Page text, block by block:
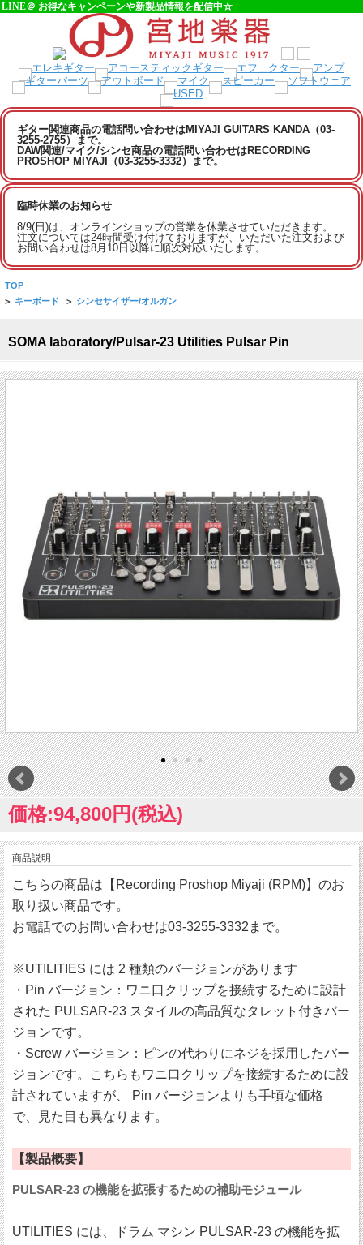
LINE＠ お得なキャンペーンや新製品情報を配信中☆
ギター関連商品の電話問い合わせはMIYAJI GUITARS KANDA（03-
3255-2755）まで。
DAW関連/マイク/シンセ商品の電話問い合わせはRECORDING
PROSHOP MIYAJI（03-3255-3332）まで。
臨時休業のお知らせ
8/9(日)は、オンラインショップの営業を休業させていただきます。
注文については24時間受け付けておりますが、いただいた注文および
お問い合わせは8月10日以降に順次対応いたします。
TOP
> キーボード > シンセサイザー/オルガン
SOMA laboratory/Pulsar-23 Utilities Pulsar Pin
価格:94,800円(税込)
商品説明
こちらの商品は【Recording Proshop Miyaji (RPM)】のお
取り扱い商品です。
お電話でのお問い合わせは03-3255-3332まで。
※UTILITIES には 2 種類のバージョンがあります
・Pin バージョン：ワニ口クリップを接続するために設計
された PULSAR-23 スタイルの高品質なタレット付きバー
ジョンです。
・Screw バージョン：ピンの代わりにネジを採用したバー
ジョンです。こちらもワニ口クリップを接続するために設
計されていますが、 Pin バージョンよりも手頃な価格
で、見た目も異なります。
【製品概要】
PULSAR-23 の機能を拡張するための補助モジュール
UTILITIES には、ドラム マシン PULSAR-23 の機能を拡